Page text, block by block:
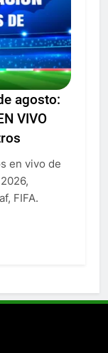
agosto:
VIVO
en vivo de
FIFA.